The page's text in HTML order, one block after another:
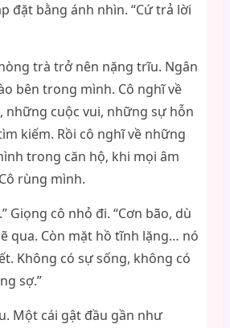
đặt bằng ánh nhìn. “Cứ trả lời
trà trở nên nặng trĩu. Ngân
bên trong mình. Cô nghĩ về
những cuộc vui, những sự hỗn
kiếm. Rồi cô nghĩ về những
trong căn hộ, khi mọi âm
rùng mình.
Giọng cô nhỏ đi. “Cơn bão, dù
qua. Còn mặt hồ tĩnh lặng… nó
Không có sự sống, không có
sợ.”
Một cái gật đầu gần như